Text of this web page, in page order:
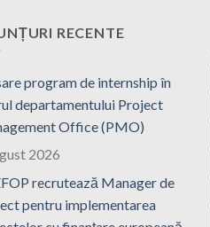
RECENTE
program de internship în
departamentului Project
Office (PMO)
2026
recrutează Manager de
pentru implementarea